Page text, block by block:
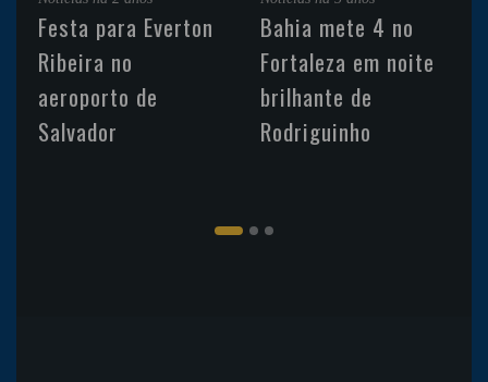
Festa para Everton
Ribeira no
aeroporto de
Salvador
Bahia mete 4 no
Fortaleza em noite
brilhante de
Rodriguinho